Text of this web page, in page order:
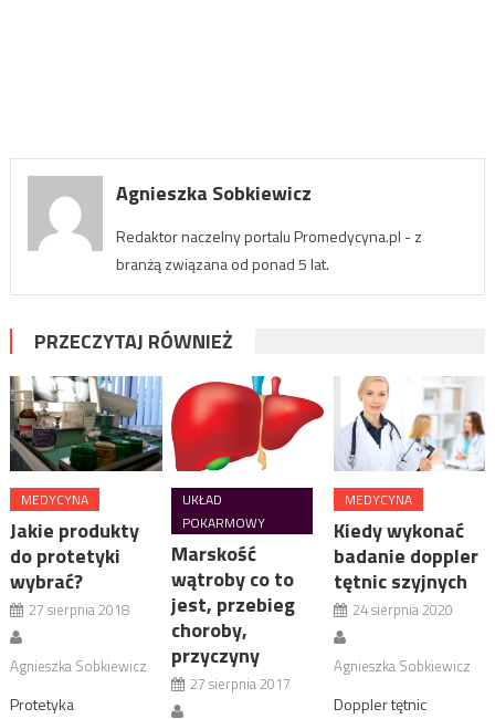
Agnieszka Sobkiewicz
Redaktor naczelny portalu Promedycyna.pl - z
branżą związana od ponad 5 lat.
PRZECZYTAJ RÓWNIEŻ
MEDYCYNA
Jakie produkty
do protetyki
wybrać?
27 sierpnia 2018
Agnieszka Sobkiewicz
Protetyka
UKŁAD
POKARMOWY
Marskość
wątroby co to
jest, przebieg
choroby,
przyczyny
27 sierpnia 2017
MEDYCYNA
Kiedy wykonać
badanie doppler
tętnic szyjnych
24 sierpnia 2020
Agnieszka Sobkiewicz
Doppler tętnic